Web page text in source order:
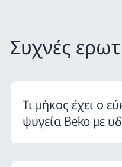
Συχνές
Τι μήκος έχει ο
ψυγεία Beko με